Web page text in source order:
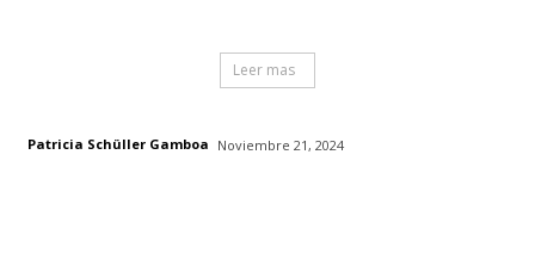
Leer mas
Patricia Schüller Gamboa Noviembre 21, 2024